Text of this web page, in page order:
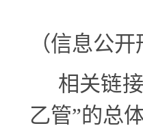
（信息公
相关链
乙管”的总